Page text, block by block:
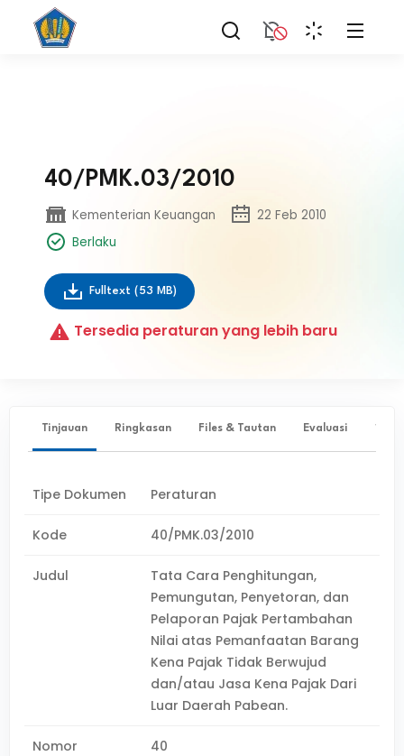
40/PMK.03/2010
Kementerian Keuangan
22 Feb 2010
Berlaku
Fulltext (53 MB)
Tersedia peraturan yang lebih baru
Tinjauan Ringkasan Files & Tautan Evaluasi ✨
Tipe Dokumen Peraturan
Kode 40/PMK.03/2010
Judul
Tata Cara Penghitungan,
Pemungutan, Penyetoran, dan
Pelaporan Pajak Pertambahan
Nilai atas Pemanfaatan Barang
Kena Pajak Tidak Berwujud
dan/atau Jasa Kena Pajak Dari
Luar Daerah Pabean.
Nomor 40